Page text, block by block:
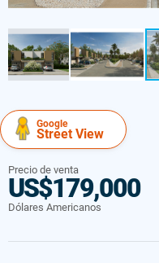
Google
Street View
Precio de venta
US$179,000
Dólares Americanos